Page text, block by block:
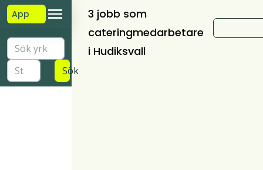
App
Sök
3 jobb som
cateringmedarbetare
i Hudiksvall